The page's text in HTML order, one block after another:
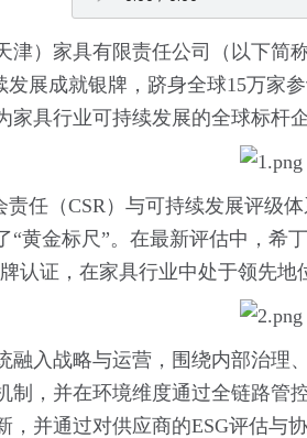
津）家具有限责任公司（以下简
发展成就银牌，跻身全球15万
具行业可持续发展的全球标杆企
责任（CSR）与可持续发展评级
黄金标尺”。在最新评估中，希
认证，在家具行业中处于领先地
融入战略与运营，围绕内部治
，并在环境维度通过全链路管
并通过对供应商的ESG评估与